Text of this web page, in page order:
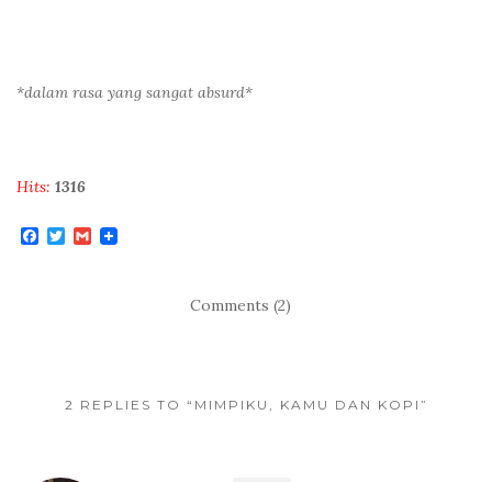
*dalam rasa yang sangat absurd*
Hits: 1316
F
T
G
Comments (2)
2 REPLIES TO “MIMPIKU, KAMU DAN KOPI”